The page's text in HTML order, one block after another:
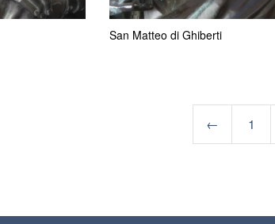
San Matteo di Ghiberti
← 1